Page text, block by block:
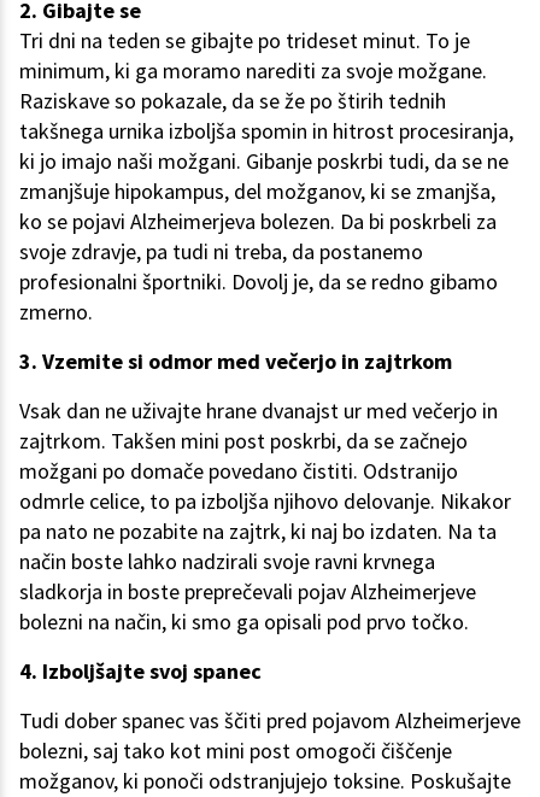
2. Gibajte se
Tri dni na teden se gibajte po trideset minut. To je
minimum, ki ga moramo narediti za svoje možgane.
Raziskave so pokazale, da se že po štirih tednih
takšnega urnika izboljša spomin in hitrost procesiranja,
ki jo imajo naši možgani. Gibanje poskrbi tudi, da se ne
zmanjšuje hipokampus, del možganov, ki se zmanjša,
ko se pojavi Alzheimerjeva bolezen. Da bi poskrbeli za
svoje zdravje, pa tudi ni treba, da postanemo
profesionalni športniki. Dovolj je, da se redno gibamo
zmerno.
3. Vzemite si odmor med večerjo in zajtrkom
Vsak dan ne uživajte hrane dvanajst ur med večerjo in
zajtrkom. Takšen mini post poskrbi, da se začnejo
možgani po domače povedano čistiti. Odstranijo
odmrle celice, to pa izboljša njihovo delovanje. Nikakor
pa nato ne pozabite na zajtrk, ki naj bo izdaten. Na ta
način boste lahko nadzirali svoje ravni krvnega
sladkorja in boste preprečevali pojav Alzheimerjeve
bolezni na način, ki smo ga opisali pod prvo točko.
4. Izboljšajte svoj spanec
Tudi dober spanec vas ščiti pred pojavom Alzheimerjeve
bolezni, saj tako kot mini post omogoči čiščenje
možganov, ki ponoči odstranjujejo toksine. Poskušajte